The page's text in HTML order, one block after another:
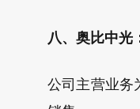
八、奥比中光
公司主营业务